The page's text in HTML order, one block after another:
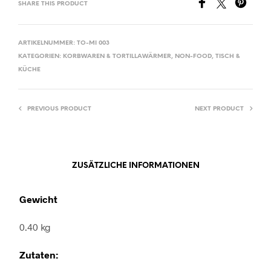
SHARE THIS PRODUCT
ARTIKELNUMMER: TO-MI 003
KATEGORIEN: KORBWAREN & TORTILLAWÄRMER, NON-FOOD, TISCH &
KÜCHE
PREVIOUS PRODUCT NEXT PRODUCT
ZUSÄTZLICHE INFORMATIONEN
Gewicht
0.40 kg
Zutaten: